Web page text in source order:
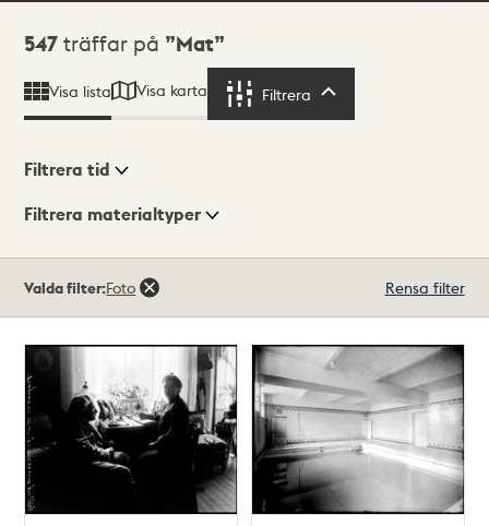
Sökresultat
547 träffar på Mat
Visa lista Visa karta Filtrera
Visningsläge
Filtrera tid
Filtrera materialtyper
547träffar
Valda filter:Foto Rensa filter